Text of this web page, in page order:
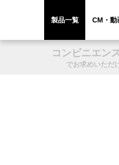
製品一覧 CM・動
コンビニエン
でお求めいただ